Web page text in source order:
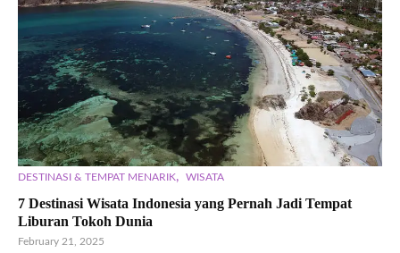
DESTINASI & TEMPAT MENARIK, WISATA
7 Destinasi Wisata Indonesia yang Pernah Jadi Tempat
Liburan Tokoh Dunia
February 21, 2025